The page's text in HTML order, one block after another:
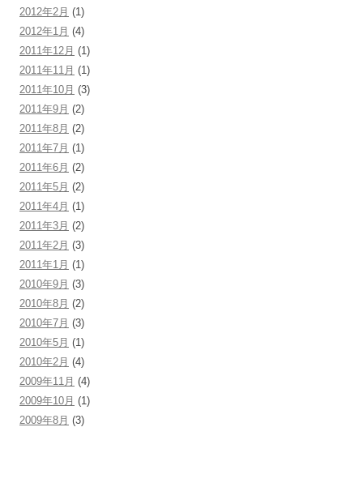
2012年2月 (1)
2012年1月 (4)
2011年12月 (1)
2011年11月 (1)
2011年10月 (3)
2011年9月 (2)
2011年8月 (2)
2011年7月 (1)
2011年6月 (2)
2011年5月 (2)
2011年4月 (1)
2011年3月 (2)
2011年2月 (3)
2011年1月 (1)
2010年9月 (3)
2010年8月 (2)
2010年7月 (3)
2010年5月 (1)
2010年2月 (4)
2009年11月 (4)
2009年10月 (1)
2009年8月 (3)